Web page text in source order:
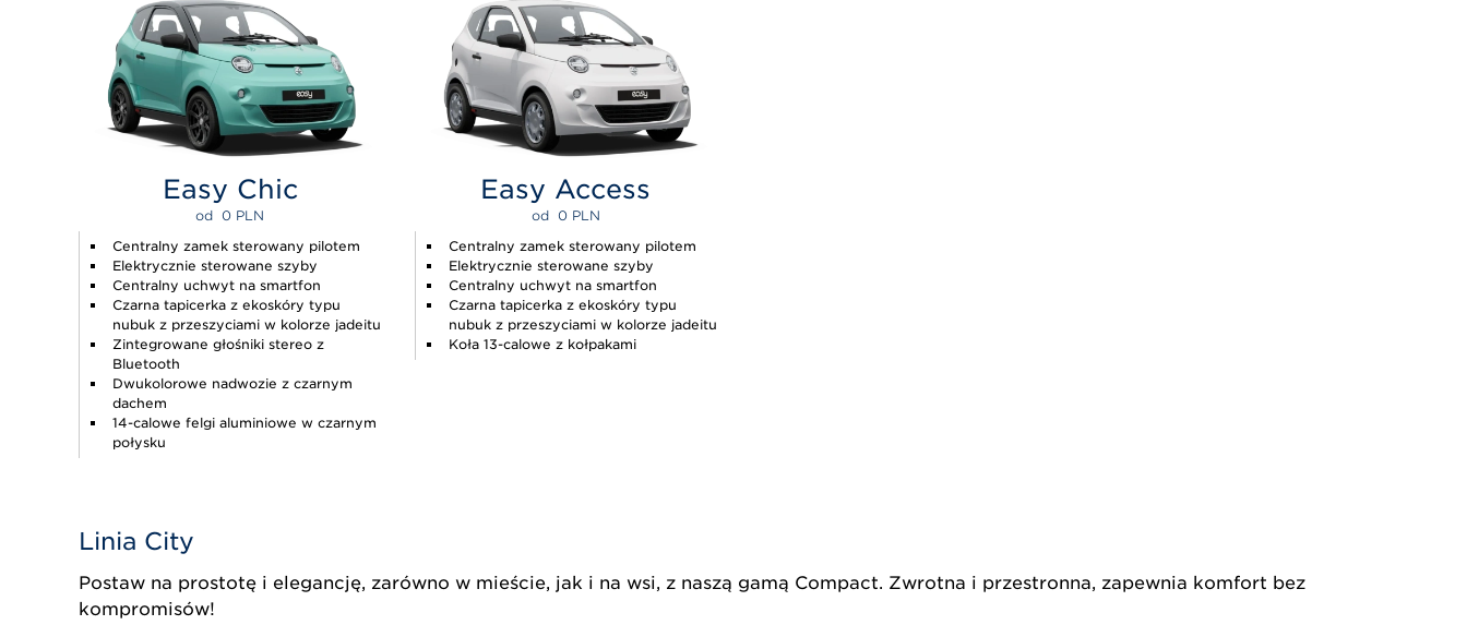
Easy Chic
od 0 PLN
Centralny zamek sterowany pilotem
Elektrycznie sterowane szyby
Centralny uchwyt na smartfon
Czarna tapicerka z ekoskóry typu
nubuk z przeszyciami w kolorze jadeitu
Zintegrowane głośniki stereo z
Bluetooth
Dwukolorowe nadwozie z czarnym
dachem
14-calowe felgi aluminiowe w czarnym
połysku
Easy Access
od 0 PLN
Centralny zamek sterowany pilotem
Elektrycznie sterowane szyby
Centralny uchwyt na smartfon
Czarna tapicerka z ekoskóry typu
nubuk z przeszyciami w kolorze jadeitu
Koła 13-calowe z kołpakami
Linia City
Postaw na prostotę i elegancję, zarówno w mieście, jak i na wsi, z naszą gamą Compact. Zwrotna i przestronna, zapewnia komfort bez
kompromisów!